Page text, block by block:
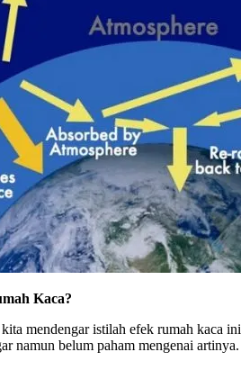
Kaca?
kita mendengar istilah efek rumah
namun belum paham mengenai